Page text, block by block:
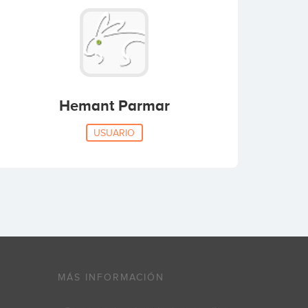
Hemant Parmar
USUARIO
MÁS INFORMACIÓN